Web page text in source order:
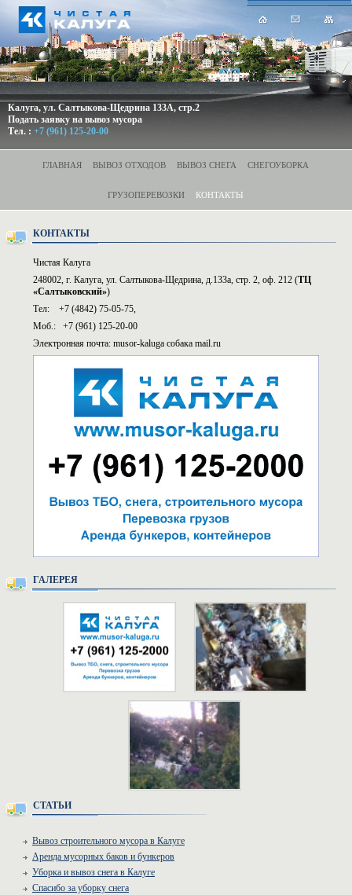
Калуга, ул. Салтыкова-Щедрина 133А, стр.2
Подать заявку на вывоз мусора
Тел. : +7 (961) 125-20-00
ГЛАВНАЯ ВЫВОЗ ОТХОДОВ ВЫВОЗ СНЕГА СНЕГОУБОРКА
ГРУЗОПЕРЕВОЗКИ КОНТАКТЫ
КОНТАКТЫ
Чистая Калуга
248002, г. Калуга, ул. Салтыкова-Щедрина, д.133а, стр. 2, оф. 212 (ТЦ
«Салтыковский»)
Тел: +7 (4842) 75-05-75,
Моб.: +7 (9б1) 125-20-00
Электронная почта: musor-kaluga собака mail.ru
ГАЛЕРЕЯ
СТАТЬИ
Вывоз строительного мусора в Калуге
Аренда мусорных баков и бункеров
Уборка и вывоз снега в Калуге
Спасибо за уборку снега